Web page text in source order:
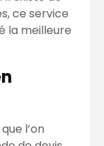
ce service
la meilleure
l’on